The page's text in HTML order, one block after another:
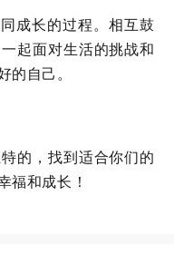
成长的过程。相互鼓
起面对生活的挑战和
自己。
的，找到适合你们的
福和成长！